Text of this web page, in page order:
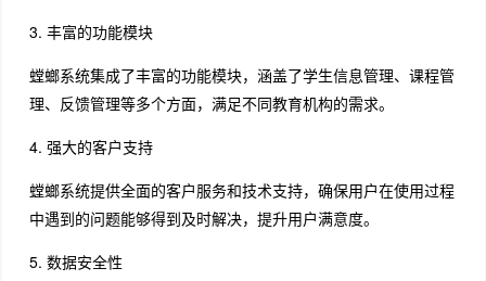
3. 丰富的功能模块
螳螂系统集成了丰富的功能模块，涵盖了学生信息管理、课程管
理、反馈管理等多个方面，满足不同教育机构的需求。
4. 强大的客户支持
螳螂系统提供全面的客户服务和技术支持，确保用户在使用过程
中遇到的问题能够得到及时解决，提升用户满意度。
5. 数据安全性